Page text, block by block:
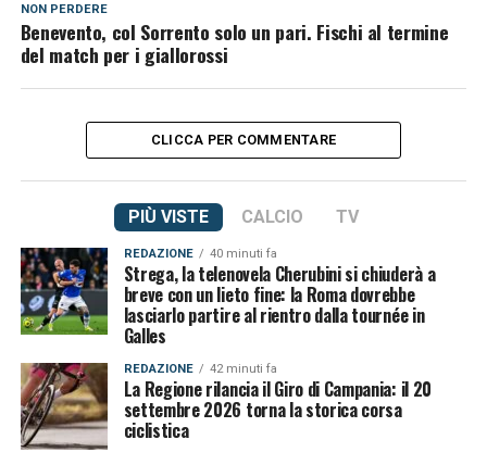
NON PERDERE
Benevento, col Sorrento solo un pari. Fischi al termine
del match per i giallorossi
CLICCA PER COMMENTARE
PIÙ VISTE CALCIO TV
REDAZIONE 40 minuti fa
Strega, la telenovela Cherubini si chiuderà a
breve con un lieto fine: la Roma dovrebbe
lasciarlo partire al rientro dalla tournée in
Galles
REDAZIONE 42 minuti fa
La Regione rilancia il Giro di Campania: il 20
settembre 2026 torna la storica corsa
ciclistica